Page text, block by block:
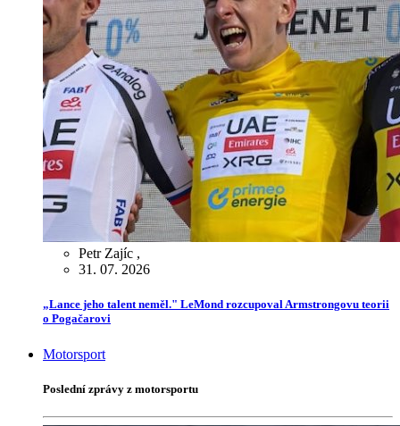
Petr Zajíc ,
31. 07. 2026
„Lance jeho talent neměl." LeMond rozcupoval Armstrongovu teorii
o Pogačarovi
Motorsport
Poslední zprávy z motorsportu